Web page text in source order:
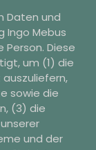
Daten und
Ingo Mebus
Diese
um (1) die
sowie die
(3) die
und der